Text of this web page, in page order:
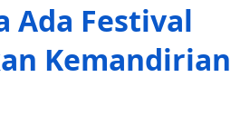
Ada Festival
Kemandirian